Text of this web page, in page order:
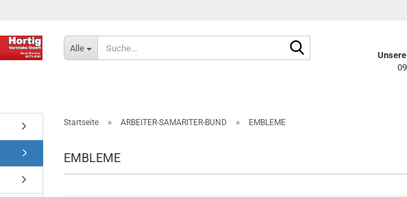
Alle
Startseite » ARBEITER-SAMARITER-BUND » EMBLEME
EMBLEME